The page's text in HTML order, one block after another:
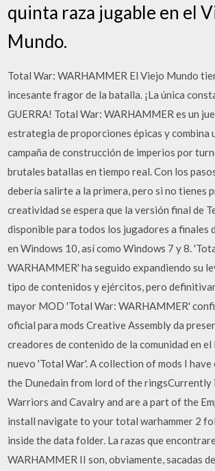
quinta raza jugable en el
Mundo.
Total War: WARHAMMER El Viejo Mundo
incesante fragor de la batalla. ¡La única
GUERRA! Total War: WARHAMMER es un
estrategia de proporciones épicas y combina
campaña de construcción de imperios por
brutales batallas en tiempo real. Con los
debería salirte a la primera, pero si no tienes
creatividad se espera que la versión final de
disponible para todos los jugadores a finales
en Windows 10, así como Windows 7 y 8.
WARHAMMER' ha seguido expandiendo su
tipo de contenidos y ejércitos, pero
mayor MOD 'Total War: WARHAMMER'
oficial para mods Creative Assembly da
creadores de contenido de la comunidad en
nuevo 'Total War'. A collection of mods I
the Dunedain from lord of the ringsCurrently
Warriors and Cavalry and are a part of the
install navigate to your total warhammer 2
inside the data folder. La razas que
WARHAMMER II son, obviamente, sacadas